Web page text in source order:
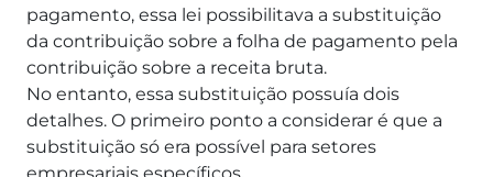
pagamento, essa lei possibilitava a substituição
da contribuição sobre a folha de pagamento pela
contribuição sobre a receita bruta.
No entanto, essa substituição possuía dois
detalhes. O primeiro ponto a considerar é que a
substituição só era possível para setores
empresariais específicos.